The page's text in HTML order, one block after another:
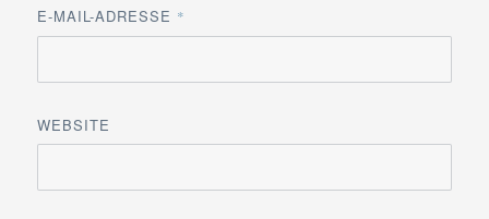
E-MAIL-ADRESSE *
WEBSITE